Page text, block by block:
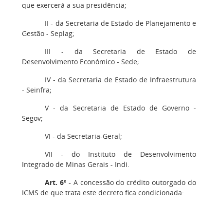
que exercerá a sua presidência;
II - da Secretaria de Estado de Planejamento e
Gestão - Seplag;
III - da Secretaria de Estado de
Desenvolvimento Econômico - Sede;
IV - da Secretaria de Estado de Infraestrutura
- Seinfra;
V - da Secretaria de Estado de Governo -
Segov;
VI - da Secretaria-Geral;
VII - do Instituto de Desenvolvimento
Integrado de Minas Gerais - Indi.
Art. 6º - A concessão do crédito outorgado do
ICMS de que trata este decreto fica condicionada: